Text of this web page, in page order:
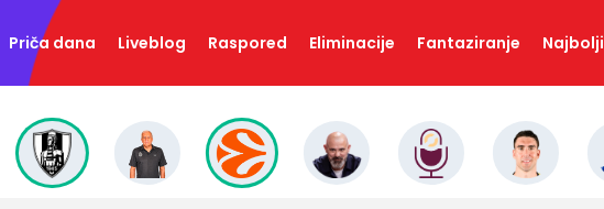
Priča dana Liveblog Raspored Eliminacije Fantaziranje Najbolji